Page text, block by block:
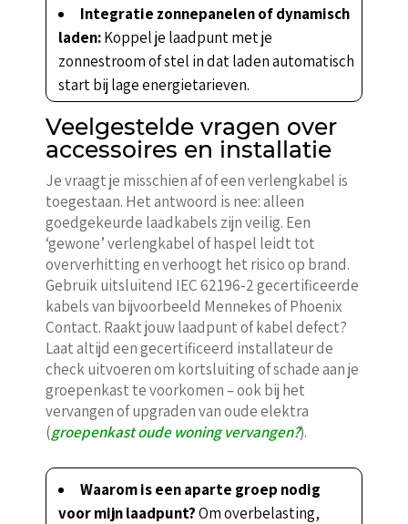
Integratie zonnepanelen of dynamisch
laden:Koppel je laadpunt met je
zonnestroom of stel in dat laden automatisch
start bij lage energietarieven.
Veelgestelde vragen over
accessoires en installatie
Je vraagt je misschien af of een verlengkabel is
toegestaan. Het antwoord is nee: alleen
goedgekeurde laadkabels zijn veilig. Een
‘gewone’ verlengkabel of haspel leidt tot
oververhitting en verhoogt het risico op brand.
Gebruik uitsluitend IEC 62196-2 gecertificeerde
kabels van bijvoorbeeld Mennekes of Phoenix
Contact. Raakt jouw laadpunt of kabel defect?
Laat altijd een gecertificeerd installateur de
check uitvoeren om kortsluiting of schade aan je
groepenkast te voorkomen – ook bij het
vervangen of upgraden van oude elektra
(groepenkast oude woning vervangen?).
Waarom is een aparte groep nodig
voor mijn laadpunt?Om overbelasting,